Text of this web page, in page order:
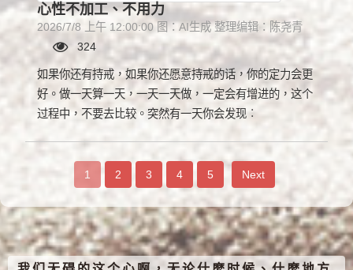
心性不加工、不用力
2026/7/8 上午 12:00:00 图：AI生成 整理编辑：陈尧青
324
如果你还有持戒，如果你还愿意持戒的话，你的定力会更
好。做一天算一天，一天一天做，一定会有增进的，这个
过程中，不要去比较。突然有一天你会发现︰
1 2 3 4 5 Next